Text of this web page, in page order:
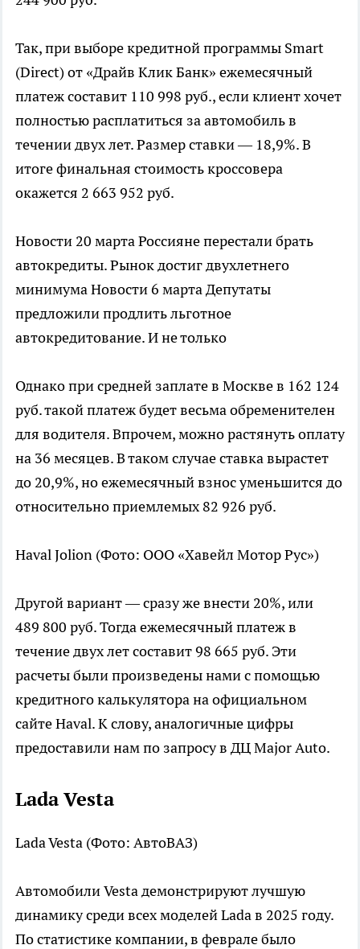
Так, при выборе кредитной программы Smart
(Direct) от «Драйв Клик Банк» ежемесячный
платеж составит 110 998 руб., если клиент хочет
полностью расплатиться за автомобиль в
течении двух лет. Размер ставки — 18,9%. В
итоге финальная стоимость кроссовера
окажется 2 663 952 руб.
Новости 20 мартаРоссияне перестали брать
автокредиты. Рынок достиг двухлетнего
минимумаНовости6 мартаДепутаты
предложили продлить льготное
автокредитование. И не только
Однако при средней заплате в Москве в 162 124
руб. такой платеж будет весьма обременителен
для водителя. Впрочем, можно растянуть оплату
на 36 месяцев. В таком случае ставка вырастет
до 20,9%, но ежемесячный взнос уменьшится до
относительно приемлемых 82 926 руб.
Haval Jolion (Фото: ООО «Хавейл Мотор Рус»)
Другой вариант — сразу же внести 20%, или
489 800 руб. Тогда ежемесячный платеж в
течение двух лет составит 98 665 руб. Эти
расчеты были произведены нами с помощью
кредитного калькулятора на официальном
сайте Haval. К слову, аналогичные цифры
предоставили нам по запросу в ДЦ Major Auto.
Lada Vesta
Lada Vesta (Фото: АвтоВАЗ)
Автомобили Vesta демонстрируют лучшую
динамику среди всех моделей Lada в 2025 году.
По статистике компании, в феврале было